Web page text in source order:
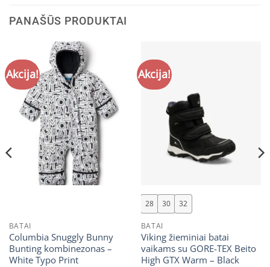
PANAŠŪS PRODUKTAI
Akcija!
BATAI
Columbia Snuggly Bunny
Bunting kombinezonas –
White Typo Print
Akcija!
28 30 32
BATAI
Viking žieminiai batai
vaikams su GORE-TEX Beito
High GTX Warm – Black